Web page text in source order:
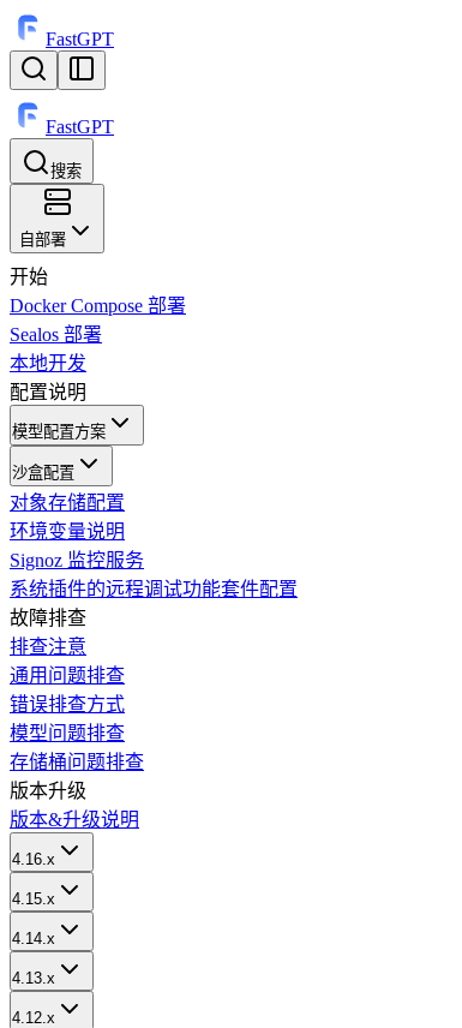
FastGPT
FastGPT
搜索
⌘K
自部署
开始
Docker Compose 部署
Sealos 部署
本地开发
配置说明
模型配置方案
沙盒配置
对象存储配置
环境变量说明
Signoz 监控服务
系统插件的远程调试功能套件配置
故障排查
排查注意
通用问题排查
错误排查方式
模型问题排查
存储桶问题排查
版本升级
版本&升级说明
4.16.x
4.15.x
4.14.x
4.13.x
4.12.x